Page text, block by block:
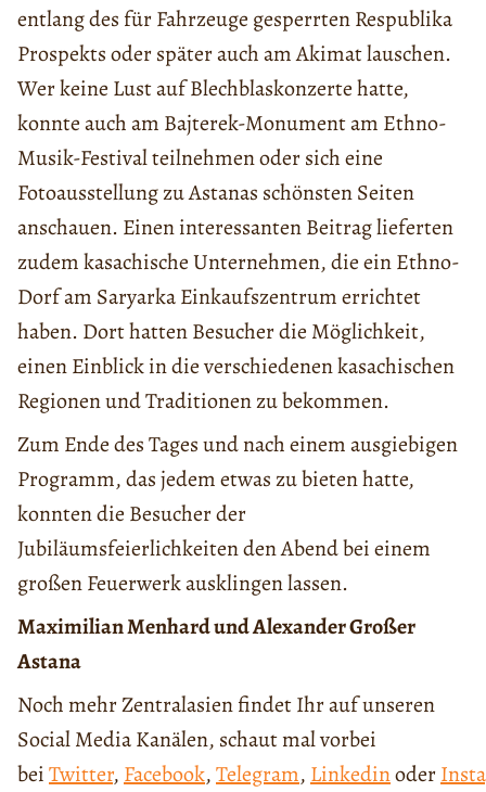
entlang des für Fahrzeuge gesperrten Respublika
Prospekts oder später auch am Akimat lauschen.
Wer keine Lust auf Blechblaskonzerte hatte,
konnte auch am Bajterek-Monument am Ethno-
Musik-Festival teilnehmen oder sich eine
Fotoausstellung zu Astanas schönsten Seiten
anschauen. Einen interessanten Beitrag lieferten
zudem kasachische Unternehmen, die ein Ethno-
Dorf am Saryarka Einkaufszentrum errichtet
haben. Dort hatten Besucher die Möglichkeit,
einen Einblick in die verschiedenen kasachischen
Regionen und Traditionen zu bekommen.
Zum Ende des Tages und nach einem ausgiebigen
Programm, das jedem etwas zu bieten hatte,
konnten die Besucher der
Jubiläumsfeierlichkeiten den Abend bei einem
großen Feuerwerk ausklingen lassen.
Maximilian Menhard und Alexander Großer
Astana
Noch mehr Zentralasien findet Ihr auf unseren
Social Media Kanälen, schaut mal vorbei
beiTwitter, Facebook,Telegram, Linkedinoder